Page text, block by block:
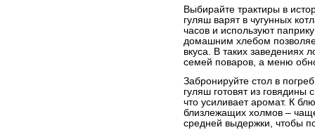
Выбирайте трактиры в
гуляш варят в чугунных
часов и используют
домашним хлебом
вкуса. В таких заведениях
семей поваров, а меню
Забронируйте стол в
гуляш готовят из
что усиливает аромат. К
близлежащих холмов –
средней выдержки, чтобы